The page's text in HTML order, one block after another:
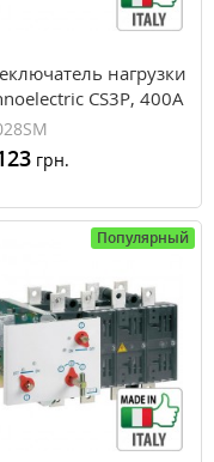
нагрузки
CS3P, 400А
грн.
Популярный